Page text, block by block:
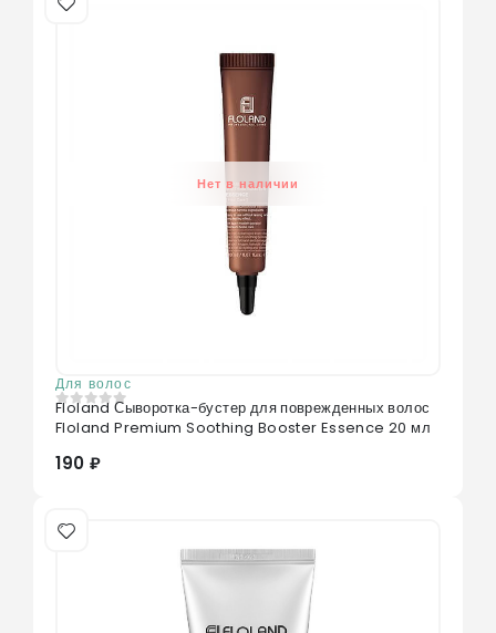
Нет в наличии
Для волос
0из 5
Floland Сыворотка-бустер для поврежденных волос
Floland Premium Soothing Booster Essence 20 мл
190 ₽